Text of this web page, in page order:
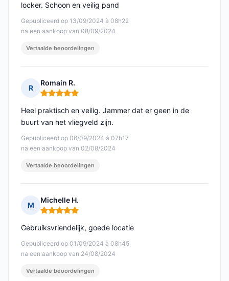
Gepubliceerd op 13/09/2024 à 08h22
na een aankoop van 08/09/2024
locker. Schoon en veilig pand
Vertaalde beoordelingen
R
Romain R.
Opmerking: 5 van 5
Gepubliceerd op 06/09/2024 à 07h17
na een aankoop van 02/08/2024
Heel praktisch en veilig. Jammer dat er geen in de
buurt van het vliegveld zijn.
Vertaalde beoordelingen
M
Michelle H.
Opmerking: 5 van 5
Gepubliceerd op 01/09/2024 à 08h45
na een aankoop van 24/08/2024
Gebruiksvriendelijk, goede locatie
Vertaalde beoordelingen